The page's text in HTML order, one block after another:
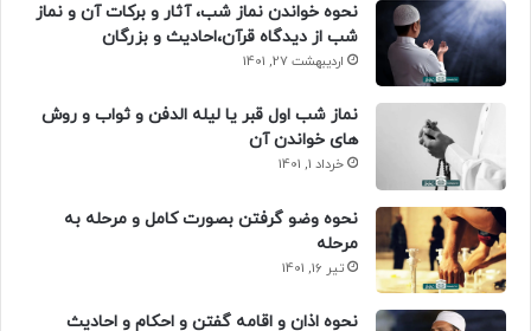
نحوه خواندن نماز شب، آثار و برکات آن و نماز
شب از دیدگاه قرآن،احادیث و بزرگان
اردیبهشت 27, 1401
نماز شب اول قبر یا لیله الدفن و ثواب و روش
های خواندن آن
خرداد 1, 1401
نحوه وضو گرفتن بصورت کامل و مرحله به
مرحله
تیر 16, 1401
نحوه اذان و اقامه گفتن و احکام و احادیث